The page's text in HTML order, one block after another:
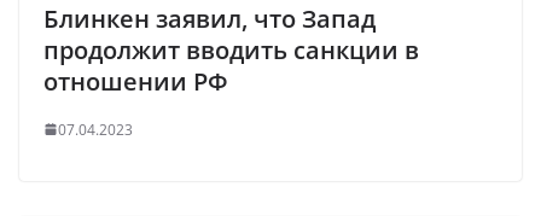
Блинкен заявил, что Запад
продолжит вводить санкции в
отношении РФ
07.04.2023